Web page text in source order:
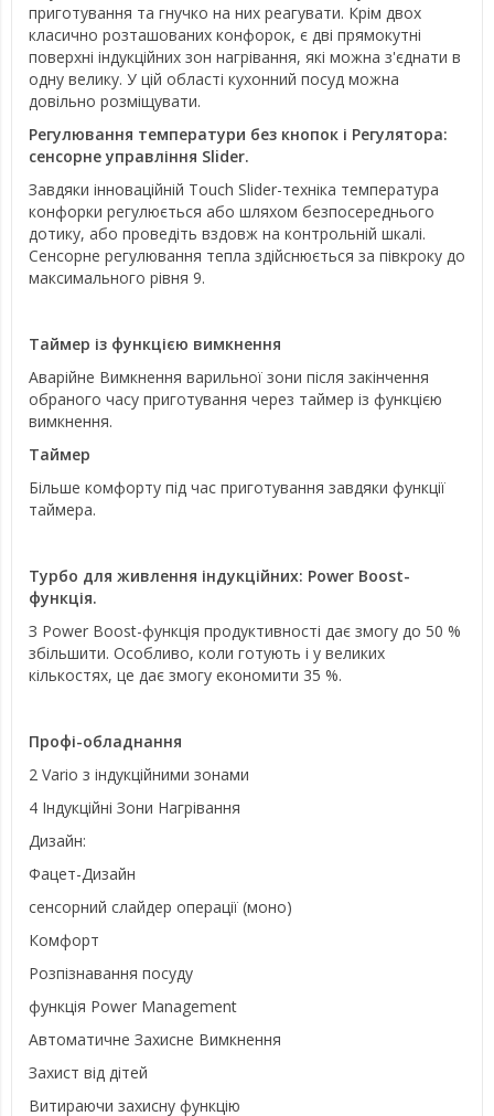
приготування та гнучко на них реагувати. Крім двох
класично розташованих конфорок, є дві прямокутні
поверхні індукційних зон нагрівання, які можна з'єднати в
одну велику. У цій області кухонний посуд можна
довільно розміщувати.
Регулювання температури без кнопок і Регулятора:
сенсорне управління Slider.
Завдяки інноваційній Touch Slider-техніка температура
конфорки регулюється або шляхом безпосереднього
дотику, або проведіть вздовж на контрольній шкалі.
Сенсорне регулювання тепла здійснюється за півкроку до
максимального рівня 9.
Таймер із функцією вимкнення
Аварійне Вимкнення варильної зони після закінчення
обраного часу приготування через таймер із функцією
вимкнення.
Таймер
Більше комфорту під час приготування завдяки функції
таймера.
Турбо для живлення індукційних: Power Boost-
функція.
З Power Boost-функція продуктивності дає змогу до 50 %
збільшити. Особливо, коли готують і у великих
кількостях, це дає змогу економити 35 %.
Профі-обладнання
2 Vario з індукційними зонами
4 Індукційні Зони Нагрівання
Дизайн:
Фацет-Дизайн
сенсорний слайдер операції (моно)
Комфорт
Розпізнавання посуду
функція Power Management
Автоматичне Захисне Вимкнення
Захист від дітей
Витираючи захисну функцію